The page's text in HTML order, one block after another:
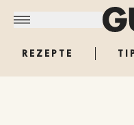
REZEPTE